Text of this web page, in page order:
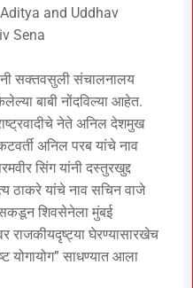
and Uddhav
Sena
सक्तवसुली संचालनालय
बाबी नोंदविल्या आहेत.
नेते अनिल देशमुख
अनिल परब यांचे नाव
सिंग यांनी दस्तुरखुद्द
ठाकरे यांचे नाव सचिन वाजे
शिवसेनेला मुंबई
राजकीयदृष्ट्या घेरण्यासारखेच
योगायोग” साधण्यात आला